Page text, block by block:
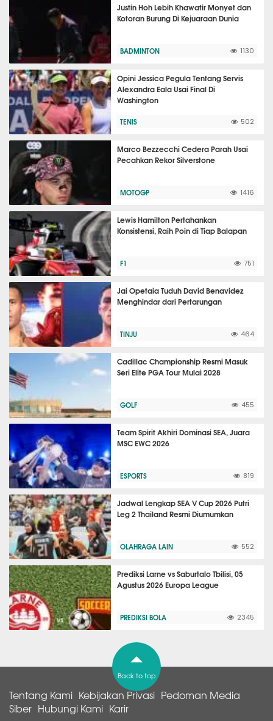
Justin Hoh Lebih Khawatir Monyet dan
Kotoran Burung Di Kejuaraan Dunia
BADMINTON 1130
Opini Jessica Pegula Tentang Servis
Alexandra Eala Usai Final Di
Washington
TENIS 502
Marco Bezzecchi Cedera Parah Usai
Pecahkan Rekor Silverstone
MOTOGP 1416
Lewis Hamilton Pertahankan
Konsistensi, Raih Poin di Tiap Balapan
F1 751
Jai Opetaia Tuduh David Benavidez
Menghindar dari Pertarungan
TINJU 464
Cadillac Championship Resmi Masuk
Seri Elite PGA Tour Mulai 2028
GOLF 455
Team Spirit Akhiri Dominasi SEA, Juara
MSC EWC 2026
ESPORTS 819
Jadwal Lengkap SEA V Cup 2026 Putri
Leg 2 Thailand Resmi Diumumkan
OLAHRAGA LAIN 552
Prediksi Larne vs Saburtalo Tbilisi, 05
Agustus 2026 Europa League
PREDIKSI BOLA 2345
Back to top
Tentang Kami Kebijakan Privasi Pedoman Media
Siber Hubungi Kami Karir